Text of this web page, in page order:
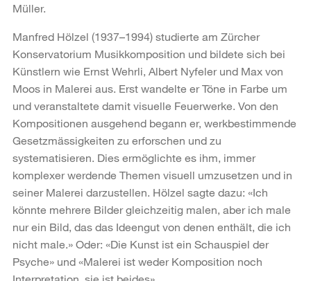
Müller.
Manfred Hölzel (1937–1994) studierte am Zürcher
Konservatorium Musikkomposition und bildete sich bei
Künstlern wie Ernst Wehrli, Albert Nyfeler und Max von
Moos in Malerei aus. Erst wandelte er Töne in Farbe um
und veranstaltete damit visuelle Feuerwerke. Von den
Kompositionen ausgehend begann er, werkbestimmende
Gesetzmässigkeiten zu erforschen und zu
systematisieren. Dies ermöglichte es ihm, immer
komplexer werdende Themen visuell umzusetzen und in
seiner Malerei darzustellen. Hölzel sagte dazu: «Ich
könnte mehrere Bilder gleichzeitig malen, aber ich male
nur ein Bild, das das Ideengut von denen enthält, die ich
nicht male.» Oder: «Die Kunst ist ein Schauspiel der
Psyche» und «Malerei ist weder Komposition noch
Interpretation, sie ist beides».